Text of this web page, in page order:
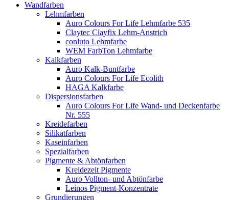
Wandfarben
Lehmfarben
Auro Colours For Life Lehmfarbe 535
Claytec Clayfix Lehm-Anstrich
conluto Lehmfarbe
WEM FarbTon Lehmfarbe
Kalkfarben
Auro Kalk-Buntfarbe
Auro Colours For Life Ecolith
HAGA Kalkfarbe
Dispersionsfarben
Auro Colours For Life Wand- und Deckenfarbe
Nr. 555
Kreidefarben
Silikatfarben
Kaseinfarben
Spezialfarben
Pigmente & Abtönfarben
Kreidezeit Pigmente
Auro Vollton- und Abtönfarbe
Leinos Pigment-Konzentrate
Grundierungen